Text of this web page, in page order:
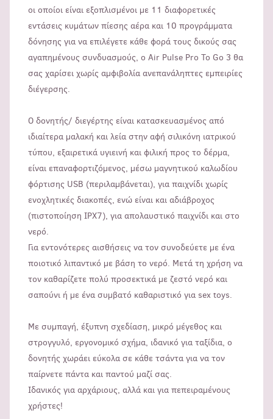
οι οποίοι είναι εξοπλισμένοι με 11 διαφορετικές
εντάσεις κυμάτων πίεσης αέρα και 10 προγράμματα
δόνησης για να επιλέγετε κάθε φορά τους δικούς σας
αγαπημένους συνδυασμούς, ο Air Pulse Pro To Go 3 θα
σας χαρίσει χωρίς αμφιβολία ανεπανάληπτες εμπειρίες
διέγερσης.
Ο δονητής/ διεγέρτης είναι κατασκευασμένος από
ιδιαίτερα μαλακή και λεία στην αφή σιλικόνη ιατρικού
τύπου, εξαιρετικά υγιεινή και φιλική προς το δέρμα,
είναι επαναφορτιζόμενος, μέσω μαγνητικού καλωδίου
φόρτισης USB (περιλαμβάνεται), για παιχνίδι χωρίς
ενοχλητικές διακοπές, ενώ είναι και αδιάβροχος
(πιστοποίηση IPX7), για απολαυστικό παιχνίδι και στο
νερό.
Για εντονότερες αισθήσεις να τον συνοδεύετε με ένα
ποιοτικό λιπαντικό με βάση το νερό. Μετά τη χρήση να
τον καθαρίζετε πολύ προσεκτικά με ζεστό νερό και
σαπούνι ή με ένα συμβατό καθαριστικό για sex toys.
Με συμπαγή, έξυπνη σχεδίαση, μικρό μέγεθος και
στρογγυλό, εργονομικό σχήμα, ιδανικό για ταξίδια, ο
δονητής χωράει εύκολα σε κάθε τσάντα για να τον
παίρνετε πάντα και παντού μαζί σας.
Ιδανικός για αρχάριους, αλλά και για πεπειραμένους
χρήστες!